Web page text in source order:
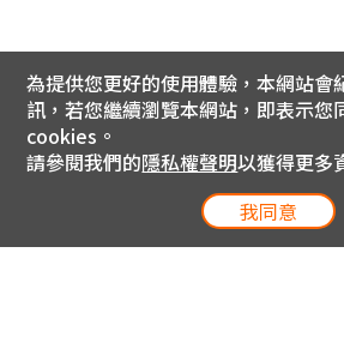
為提供您更好的使用體驗，本網站
訊，若您繼續瀏覽本網站，即表示您
cookies。
請參閱我們的隱私權聲明以獲得更多
我同意